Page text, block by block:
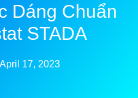
Dáng Chuẩn
STADA
April 17, 2023